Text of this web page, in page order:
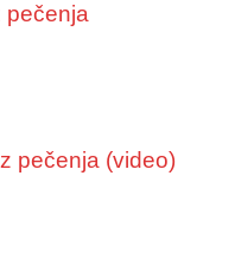
pečenja
pečenja (video)